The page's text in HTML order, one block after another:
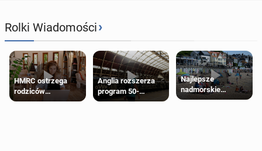
Rolki Wiadomości›
HMRC ostrzega
rodziców
pobierających Child
Anglia rozszerza
program 50-
procentowych
Najlepsze
nadmorskie
miasteczko blisko